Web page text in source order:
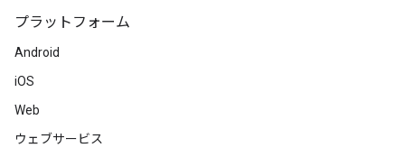
プラットフォーム
Android
iOS
Web
ウェブサービス